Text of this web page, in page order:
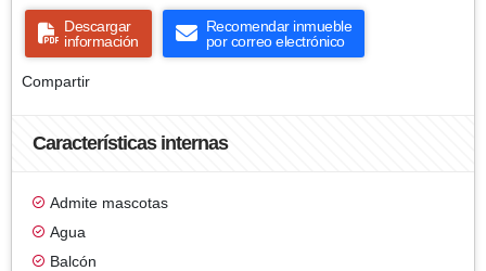
Descargar
información
Recomendar inmueble
por correo electrónico
Compartir
Características internas
Admite mascotas
Agua
Balcón